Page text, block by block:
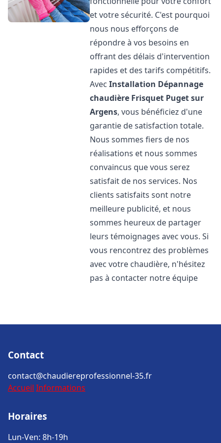
et votre sécurité. C'est pourquoi
nous nous efforçons de
répondre à vos besoins en
offrant des délais d'intervention
rapides et des tarifs compétitifs.
AvecInstallation Dépannage
chaudière Frisquet Puget sur
Argens, vous bénéficiez d'une
garantie de satisfaction totale.
Nous sommes fiers de nos
réalisations et nous sommes
convaincus que vous serez
satisfait de nos services. Nos
clients satisfaits sont notre
meilleure publicité, et nous
sommes heureux de partager
leurs témoignages avec vous. Si
vous rencontrez des problèmes
avec votre chaudière, n'hésitez
pas à contacter notre équipe
Contact
contact@chaudiereprofessionnel-35.fr
Accueil Informations
Horaires
Lun-Ven: 8h-19h